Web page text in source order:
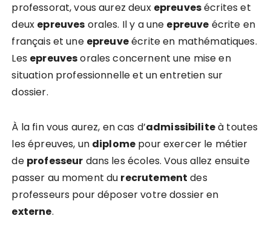
professorat, vous aurez deux epreuvesécrites et
deux epreuves orales. Il y a une epreuve écrite en
français et une epreuveécrite en mathématiques.
Les epreuvesorales concernent une mise en
situation professionnelle et un entretien sur
dossier.
À la fin vous aurez, en cas d’admissibiliteà toutes
les épreuves, un diplome pour exercer le métier
de professeur dans les écoles. Vous allez ensuite
passer au moment du recrutement des
professeurs pour déposer votre dossier en
externe.